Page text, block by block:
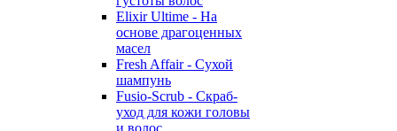
Elixir Ultime - На
основе драгоценных
масел
Fresh Affair - Сухой
шампунь
Fusio-Scrub - Скраб-
уход для кожи головы
и волос